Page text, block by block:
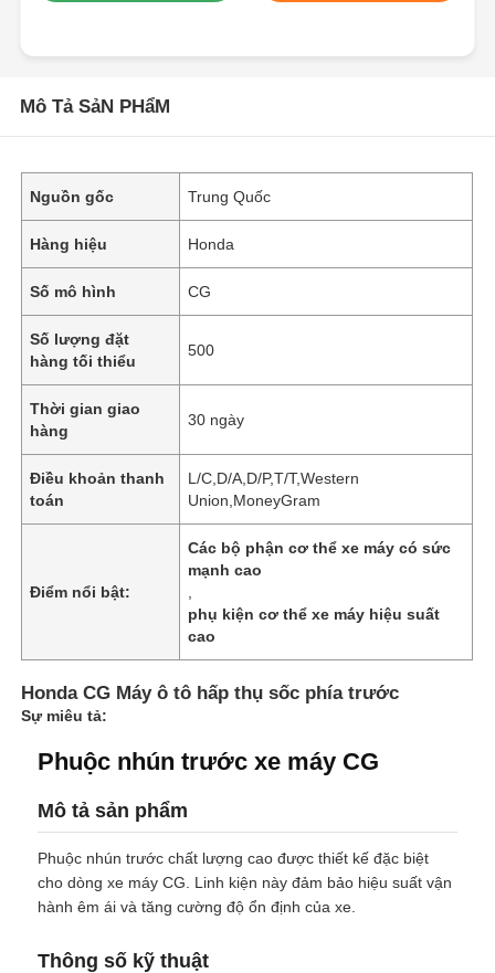
Mô Tả SảN PHẩM
Nguồn gốc Trung Quốc
Hàng hiệu Honda
Số mô hình CG
Số lượng đặt
hàng tối thiểu
500
Thời gian giao
hàng
30 ngày
Điều khoản thanh
toán
L/C,D/A,D/P,T/T,Western
Union,MoneyGram
Điểm nổi bật:
Các bộ phận cơ thể xe máy có sức
mạnh cao
phụ kiện cơ thể xe máy hiệu suất
cao
Honda CG Máy ô tô hấp thụ sốc phía trước
Sự miêu tả:
Phuộc nhún trước xe máy CG
Mô tả sản phẩm
Phuộc nhún trước chất lượng cao được thiết kế đặc biệt
cho dòng xe máy CG. Linh kiện này đảm bảo hiệu suất vận
hành êm ái và tăng cường độ ổn định của xe.
Thông số kỹ thuật